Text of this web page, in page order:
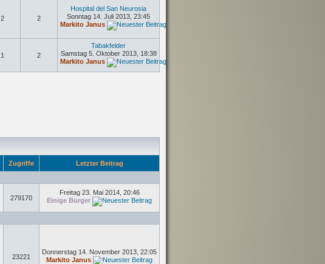
2 2
Hospital del San Neurosia
Sonntag 14. Juli 2013, 23:45
Markito Janus
1 2
Tabakfelder
Samstag 5. Oktober 2013, 18:38
Markito Janus
Zugriffe Letzter Beitrag
279170
Freitag 23. Mai 2014, 20:46
Einige Bürger
23221
Donnerstag 14. November 2013, 22:05
Markito Janus